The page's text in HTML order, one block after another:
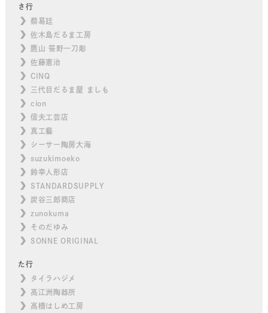
さ行
蔡易廷
佐木島だるま工房
鷹山 笹野一刀彫
佐藤憲治
CINQ
三代目だるま屋 ましも
cion
信夫工芸店
真工藝
シーサー陶房大海
suzukimoeko
鈴幸人形店
STANDARDSUPPLY
炭谷三郎商店
zunokuma
そのだゆみ
SONNE ORIGINAL
た行
タイラハジメ
高江洲陶器所
高橋はしめ工房